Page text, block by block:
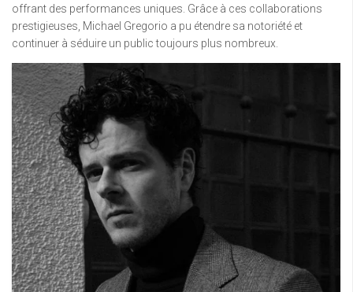
offrant des performances uniques. Grâce à ces collaborations
prestigieuses, Michael Gregorio a pu étendre sa notoriété et
continuer à séduire un public toujours plus nombreux.